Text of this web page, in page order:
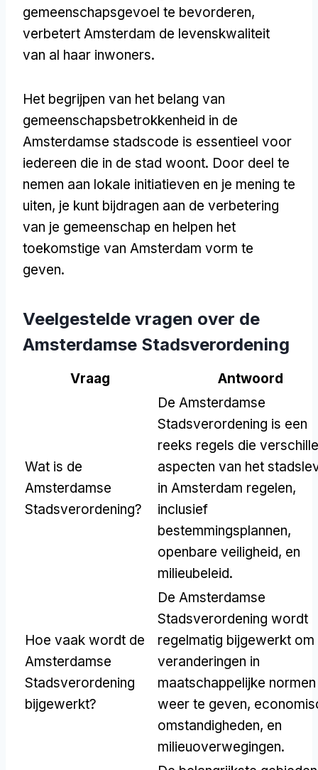
gemeenschapsgevoel te bevorderen,
verbetert Amsterdam de levenskwaliteit
van al haar inwoners.
Het begrijpen van het belang van
gemeenschapsbetrokkenheid in de
Amsterdamse stadscode is essentieel voor
iedereen die in de stad woont. Door deel te
nemen aan lokale initiatieven en je mening te
uiten, je kunt bijdragen aan de verbetering
van je gemeenschap en helpen het
toekomstige van Amsterdam vorm te
geven.
Veelgestelde vragen over de
Amsterdamse Stadsverordening
Vraag Antwoord
Wat is de
Amsterdamse
Stadsverordening?
De Amsterdamse
Stadsverordening is een
reeks regels die
aspecten van het
in Amsterdam regelen,
inclusief
bestemmingsplannen,
openbare veiligheid, en
milieubeleid.
Hoe vaak wordt de
Amsterdamse
Stadsverordening
bijgewerkt?
De Amsterdamse
Stadsverordening wordt
regelmatig bijgewerkt om
veranderingen in
maatschappelijke normen
weer te geven,
omstandigheden, en
milieuoverwegingen.